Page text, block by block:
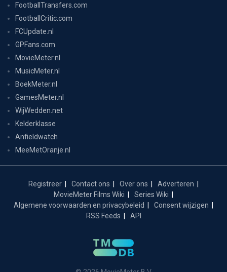
FootballTransfers.com
FootballCritic.com
FCUpdate.nl
GPFans.com
MovieMeter.nl
MusicMeter.nl
BoekMeter.nl
GamesMeter.nl
WijWedden.net
Kelderklasse
Anfieldwatch
MeeMetOranje.nl
Registreer Contact ons Over ons
Adverteren
MovieMeter Films Wiki
Series Wiki
Algemene voorwaarden en privacybeleid
Consent wijzigen
RSS Feeds
API